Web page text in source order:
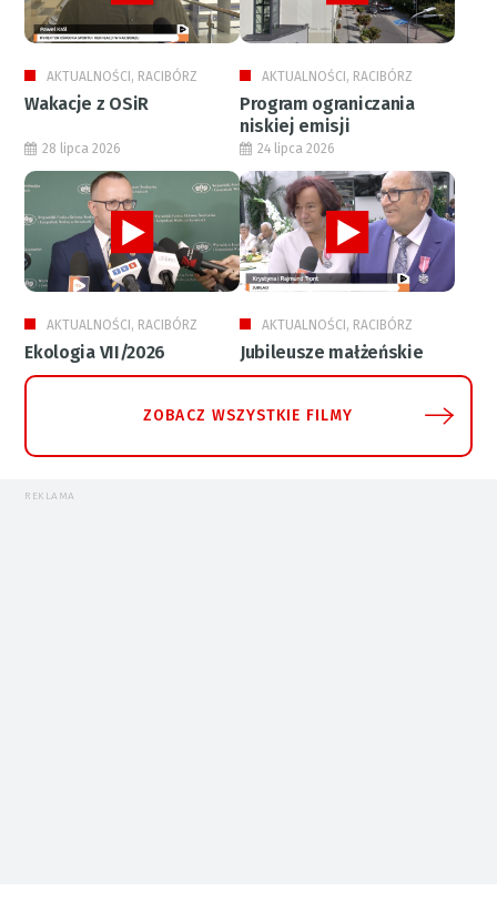
AKTUALNOŚCI, RACIBÓRZ
Wakacje z OSiR
AKTUALNOŚCI, RACIBÓRZ
Program ograniczania
niskiej emisji
28 lipca 2026
AKTUALNOŚCI, RACIBÓRZ
Ekologia VII/2026
24 lipca 2026
AKTUALNOŚCI, RACIBÓRZ
Jubileusze małżeńskie
ZOBACZ WSZYSTKIE FILMY
REKLAMA